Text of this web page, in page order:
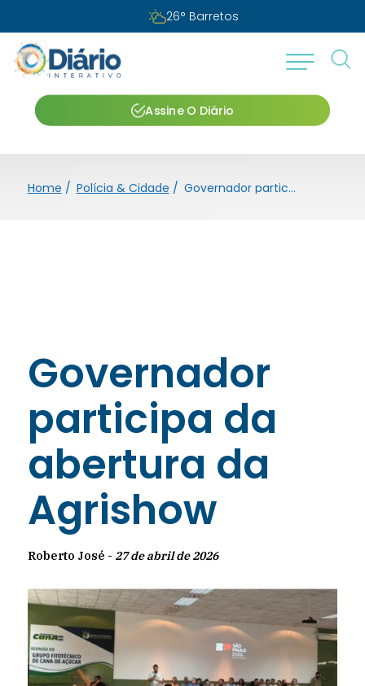
26° Barretos
Assine O Diário
Home / Polícia & Cidade / Governador participa da abertura da Agrishow
Governador
participa da
abertura da
Agrishow
Roberto José - 27 de abril de 2026